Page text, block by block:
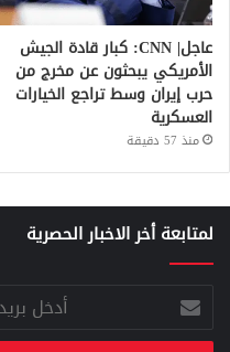
عاجل| CNN: كبار قادة الجيش
الأمريكي يبحثون عن مخرج من
حرب إيران وسط تراجع الخيارات
العسكرية
منذ 57 دقيقة
لمتابعة أخر الاخبار الحصرية
أدخل
بريدك
الإلكتروني